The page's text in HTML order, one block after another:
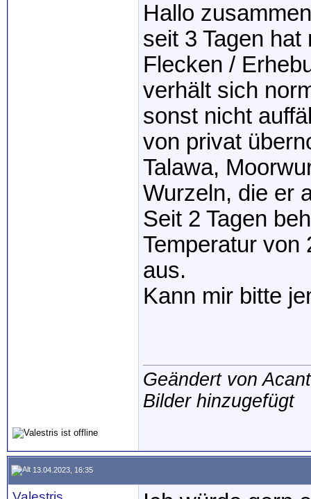
Hallo
seit 3 Tagen
Flecken /
verhält sich
sonst nicht
von privat
Talawa,
Wurzeln, die er
Seit 2 Tagen
Temperatur von
aus.
Kann mir bitte
Geändert von
Bilder hinzugefügt
13.04.2023, 16:35